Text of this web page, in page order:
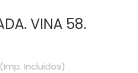
VINA 58.
(Imp. Incluidos)